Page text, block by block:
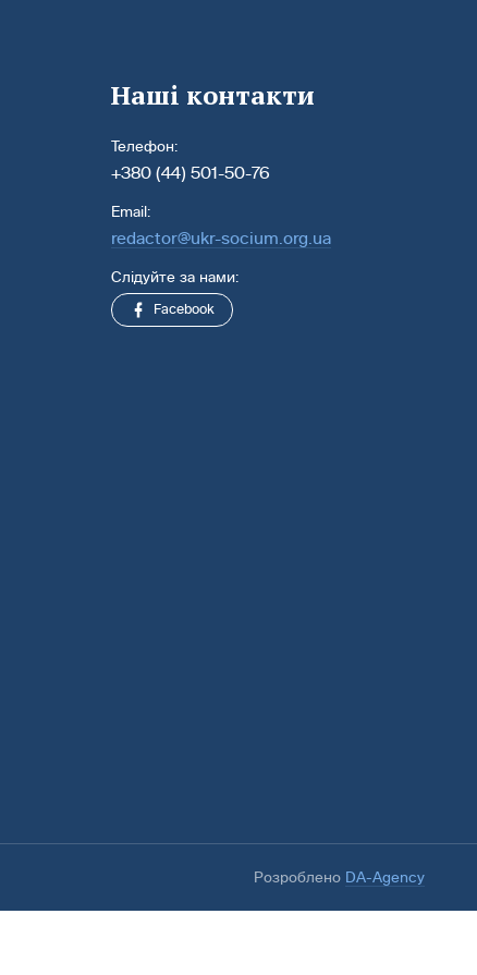
Наші контакти
Телефон:
+380 (44) 501-50-76
Email:
redactor@ukr-socium.org.ua
Слідуйте за нами:
Facebook
Розроблено DA-Agency